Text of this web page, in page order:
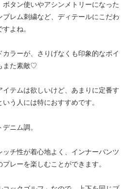
タン使いやアシンメトリーになった
レム刺繍など、ディテールにこだわ
よね。
ラーが、さりげなくも印象的なポイ
また素敵♡
テムは欲しいけど、あまりに定番す
う人には特におすすめです。
ニム調。
チ性が着心地よく、インナーパンツ
レーを楽しむことができます。